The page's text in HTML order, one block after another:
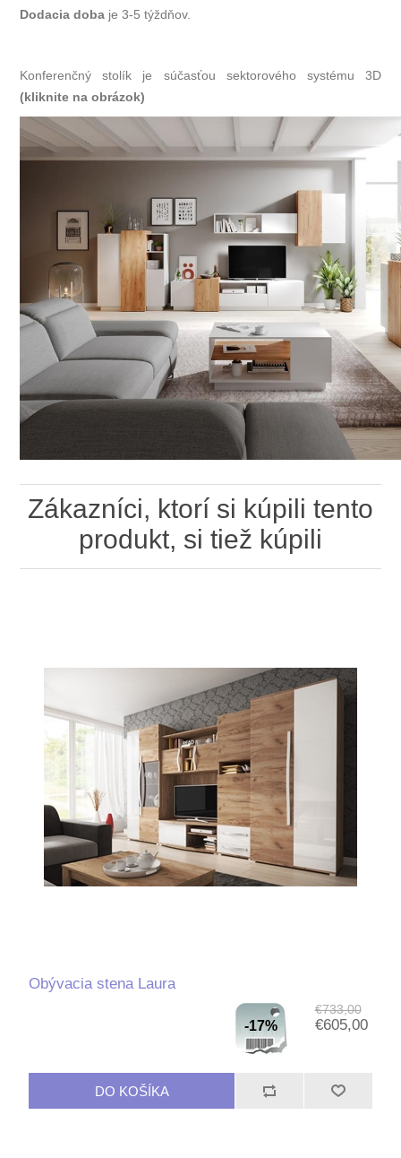
Dodacia doba je 3-5 týždňov.
Konferenčný stolík je súčasťou sektorového systému 3D
(kliknite na obrázok)
Zákazníci, ktorí si kúpili tento
produkt, si tiež kúpili
Obývacia stena Laura
€733,00
€605,00
-17%